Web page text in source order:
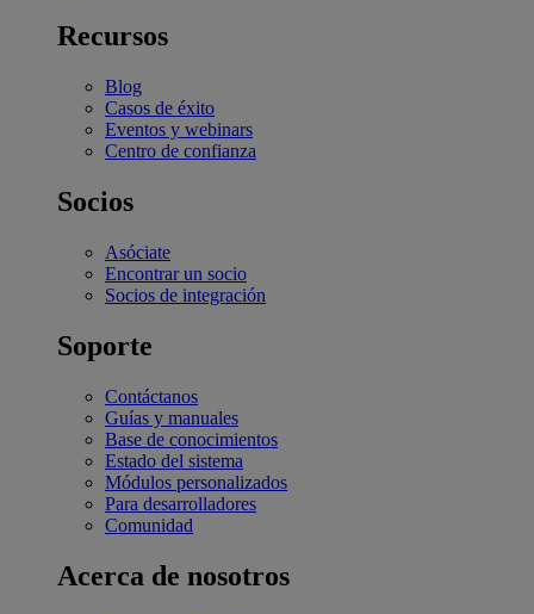
Recursos
Blog
Casos de éxito
Eventos y webinars
Centro de confianza
Socios
Asóciate
Encontrar un socio
Socios de integración
Soporte
Contáctanos
Guías y manuales
Base de conocimientos
Estado del sistema
Módulos personalizados
Para desarrolladores
Comunidad
Acerca de nosotros